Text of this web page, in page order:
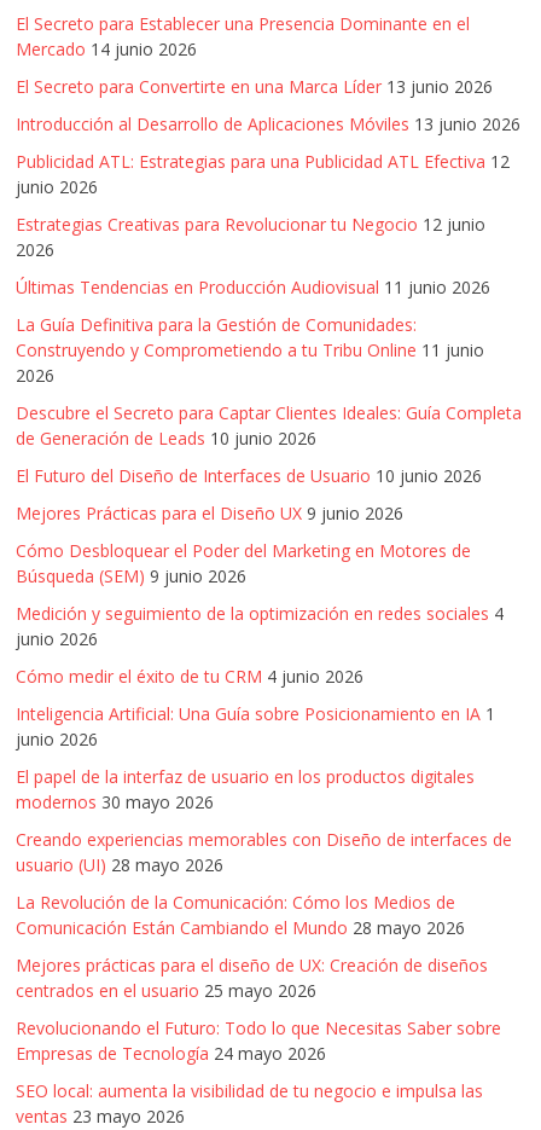
Magazines
ATL,
BTL,
Periódicos
y
Gráfica
Colombia.
El Secreto para Establecer una Presencia Dominante en el
Mercado 14 junio 2026
El Secreto para Convertirte en una Marca Líder 13 junio 2026
Introducción al Desarrollo de Aplicaciones Móviles 13 junio 2026
Publicidad ATL: Estrategias para una Publicidad ATL Efectiva 12
junio 2026
Estrategias Creativas para Revolucionar tu Negocio 12 junio
2026
Últimas Tendencias en Producción Audiovisual 11 junio 2026
La Guía Definitiva para la Gestión de Comunidades:
Construyendo y Comprometiendo a tu Tribu Online 11 junio
2026
Descubre el Secreto para Captar Clientes Ideales: Guía Completa
de Generación de Leads 10 junio 2026
El Futuro del Diseño de Interfaces de Usuario 10 junio 2026
Mejores Prácticas para el Diseño UX 9 junio 2026
Cómo Desbloquear el Poder del Marketing en Motores de
Búsqueda (SEM) 9 junio 2026
Medición y seguimiento de la optimización en redes sociales 4
junio 2026
Cómo medir el éxito de tu CRM 4 junio 2026
Inteligencia Artificial: Una Guía sobre Posicionamiento en IA 1
junio 2026
El papel de la interfaz de usuario en los productos digitales
modernos 30 mayo 2026
Creando experiencias memorables con Diseño de interfaces de
usuario (UI) 28 mayo 2026
La Revolución de la Comunicación: Cómo los Medios de
Comunicación Están Cambiando el Mundo 28 mayo 2026
Mejores prácticas para el diseño de UX: Creación de diseños
centrados en el usuario 25 mayo 2026
Revolucionando el Futuro: Todo lo que Necesitas Saber sobre
Empresas de Tecnología 24 mayo 2026
SEO local: aumenta la visibilidad de tu negocio e impulsa las
ventas 23 mayo 2026